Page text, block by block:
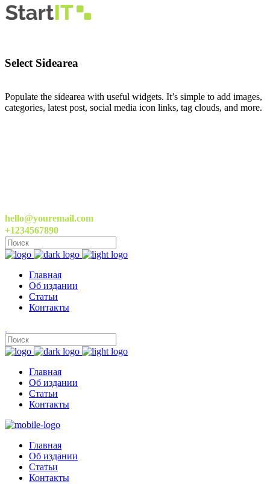
Select Sidearea
Populate the sidearea with useful widgets. It’s simple to add images,
categories, latest post, social media icon links, tag clouds, and more.
hello@youremail.com
+1234567890
Главная
Об издании
Статьи
Контакты
Главная
Об издании
Статьи
Контакты
Главная
Об издании
Статьи
Контакты